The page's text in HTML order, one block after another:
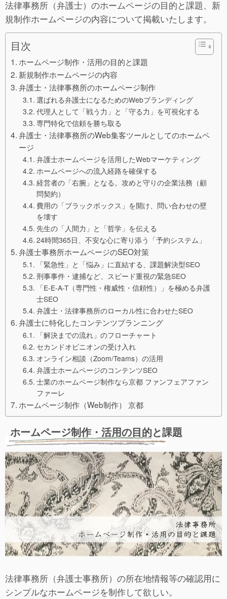
法律事務所（弁護士）のホームページの目的と課題、新
規制作ホームページの内容について掲載いたします。
目次
ホームページ制作・活用の目的と課題
新規制作ホームページの内容
弁護士・法律事務所のホームページ制作
選ばれる弁護士になるためのWebブランディング
代理人として「戦う力」と「守る力」を可視化する
専門特化で信頼を勝ち取る
弁護士・法律事務所のWeb集客ツールとしてのホームペ
ージ
弁護士ホームページを活用したWebマーケティング
ホームページへの流入経路を確保する
経営者の「右腕」となる。攻めと守りの企業法務（顧
問契約）
費用の「ブラックボックス」を開け、問い合わせの壁
を壊す
先生の「人間力」と「哲学」を伝える
24時間365日、不安な心に寄り添う「予約システム」
弁護士事務所ホームページのSEO対策
「緊急性」と「悩み」に直結する、課題解決型SEO
刑事事件・逮捕など、スピード重視の緊急SEO
「E-E-A-T（専門性・権威性・信頼性）」を極める弁護
士SEO
弁護士・法律事務所のローカル性に合わせたSEO
弁護士に特化したコンテンツプランニング
「解決までの流れ」のフローチャート
セカンドオピニオンの受け入れ
オンライン相談（Zoom/Teams）の活用
弁護士ホームページのコンテンツSEO
士業のホームページ制作なら京都 ファンフェアファン
ファーレ
ホームページ制作（Web制作） 京都
ホームページ制作・活用の目的と課題
法律事務所（弁護士事務所）の所在地情報等の確認用に
シンプルなホームページを制作して欲しい。